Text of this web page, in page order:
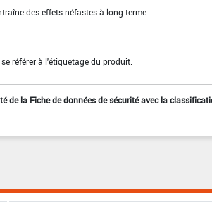
des effets néfastes à long terme
référer à l'étiquetage du produit.
de la Fiche de données de sécurité avec la